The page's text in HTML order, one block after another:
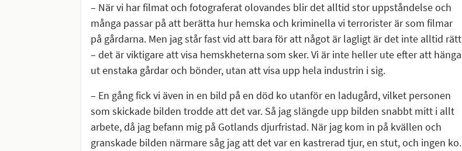
– När vi har filmat och fotograferat olovandes blir det alltid stor uppståndelse och
många passar på att berätta hur hemska och kriminella vi terrorister är som filmar
på gårdarna. Men jag står fast vid att bara för att något är lagligt är det inte alltid rätt
– det är viktigare att visa hemskheterna som sker. Vi är inte heller ute efter att hänga
ut enstaka gårdar och bönder, utan att visa upp hela industrin i sig.
– En gång fick vi även in en bild på en död ko utanför en ladugård, vilket personen
som skickade bilden trodde att det var. Så jag slängde upp bilden snabbt mitt i allt
arbete, då jag befann mig på Gotlands djurfristad. När jag kom in på kvällen och
granskade bilden närmare såg jag att det var en kastrerad tjur, en stut, och ingen ko.